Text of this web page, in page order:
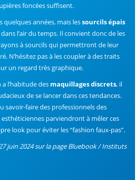
foncées suffisent.
quelques années, mais lessourcils épais
l’air du temps. Il convient donc de les
à sourcils qui permettront de leur
N’hésitez pas à les coupler à des traits
un regard très graphique.
l’habitude des maquillages discrets, il
de se lancer dans ces tendances.
savoir-faire des professionnels des
parviendront à mêler ces
look pour éviter les “fashion faux-pas”.
juin 2024 sur la page Bluebook / Instituts